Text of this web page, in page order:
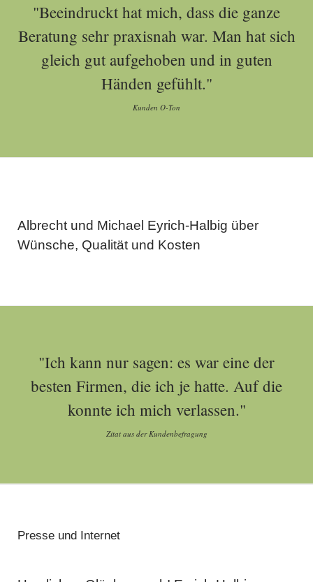
"Beeindruckt hat mich, dass die ganze
Beratung sehr praxisnah war. Man hat sich
gleich gut aufgehoben und in guten
Händen gefühlt."
Kunden O-Ton
Albrecht und Michael Eyrich-Halbig über
Wünsche, Qualität und Kosten
"Ich kann nur sagen: es war eine der
besten Firmen, die ich je hatte. Auf die
konnte ich mich verlassen."
Zitat aus der Kundenbefragung
Presse und Internet